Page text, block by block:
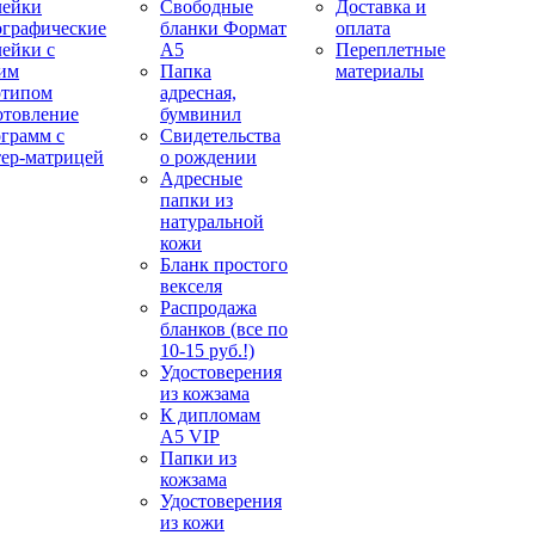
с
с
матрицей
Свободные
бланки Формат
А5
Папка
адресная,
бумвинил
Свидетельства
о рождении
Адресные
папки из
натуральной
кожи
Бланк простого
векселя
Распродажа
бланков (все по
10-15 руб.!)
Удостоверения
из кожзама
К дипломам
А5 VIP
Папки из
кожзама
Удостоверения
из кожи
Доставка и
оплата
Переплетные
материалы